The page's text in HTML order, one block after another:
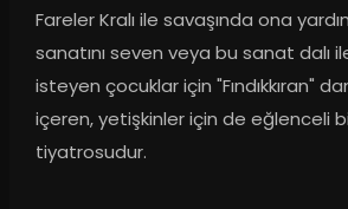
Fareler Kralı ile savaşında ona
sanatını seven veya bu sanat dalı
isteyen çocuklar için "Fındıkkıran"
içeren, yetişkinler için de eğlenceli
tiyatrosudur.